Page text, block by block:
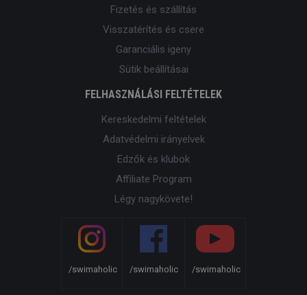
Fizetés és szállítás
Visszatérítés és csere
Garanciális igeny
Sütik beállításai
FELHASZNÁLÁSI FELTÉTELEK
Kereskedelmi feltételek
Adatvédelmi irányelvek
Edzők és klubok
Affiliate Program
Légy nagykövete!
/swimaholic /swimaholic /swimaholic